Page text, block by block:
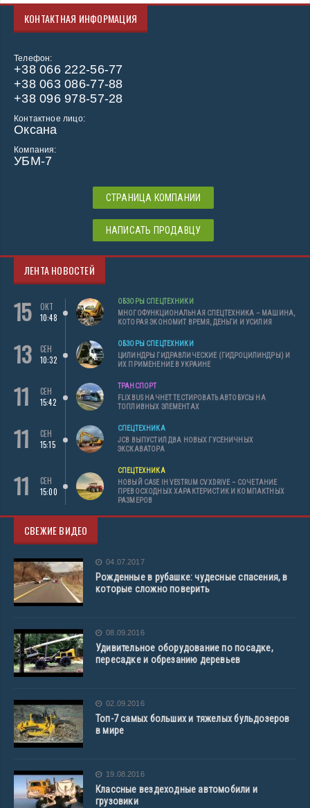
КОНТАКТНАЯ ИНФОРМАЦИЯ
Телефон:
+38 066 222-56-77
+38 063 086-77-88
+38 096 978-57-28
Контактное лицо:
Оксана
Компания:
УБМ-7
СТРАНИЦА КОМПАНИИ
НАПИСАТЬ ПРОДАВЦУ
ЛЕНТА НОВОСТЕЙ
15
ОКТ
10:48
ОБЗОРЫ СПЕЦТЕХНИКИ
МНОГОФУНКЦИОНАЛЬНАЯ СПЕЦТЕХНИКА – МАШИНА,
КОТОРАЯ ЭКОНОМИТ ВРЕМЯ, ДЕНЬГИ И УСИЛИЯ
13
СЕН
10:32
ОБЗОРЫ СПЕЦТЕХНИКИ
ЦИЛИНДРЫ ГИДРАВЛИЧЕСКИЕ (ГИДРОЦИЛИНДРЫ) И
ИХ ПРИМЕНЕНИЕ В УКРАИНЕ
11
СЕН
15:42
ТРАНСПОРТ
FLIXBUS НАЧНЕТ ТЕСТИРОВАТЬ АВТОБУСЫ НА
ТОПЛИВНЫХ ЭЛЕМЕНТАХ
11
СЕН
15:15
СПЕЦТЕХНИКА
JCB ВЫПУСТИЛ ДВА НОВЫХ ГУСЕНИЧНЫХ
ЭКСКАВАТОРА
11
СЕН
15:00
СПЕЦТЕХНИКА
НОВЫЙ CASE IH VESTRUM CVXDRIVE – СОЧЕТАНИЕ
ПРЕВОСХОДНЫХ ХАРАКТЕРИСТИК И КОМПАКТНЫХ
РАЗМЕРОВ
СВЕЖИЕ ВИДЕО
04.07.2017
Рожденные в рубашке: чудесные спасения, в
которые сложно поверить
08.09.2016
Удивительное оборудование по посадке,
пересадке и обрезанию деревьев
02.09.2016
Топ-7 самых больших и тяжелых бульдозеров
в мире
19.08.2016
Классные вездеходные автомобили и
грузовики